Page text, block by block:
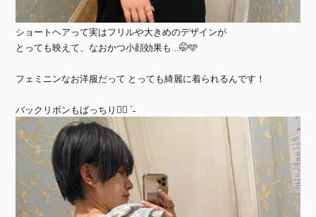
ショートヘアって実はフリルや大きめのデザインが
とっても映えて、なおかつ小顔効果も…🤭🩵
フェミニンなお洋服だって とっても綺麗に着られるんです！
バックリボンもばっちり👌🏻 ˊ˗